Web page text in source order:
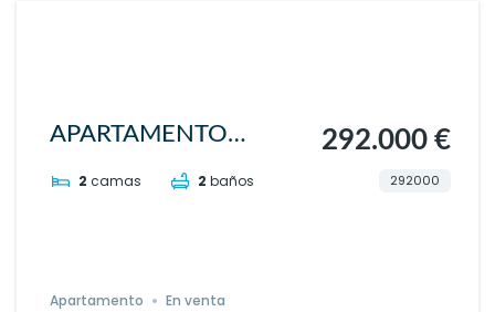
APARTAMENTO
VISTAMAR
2 camas 2 baños
292.000 €
292000
Apartamento En venta